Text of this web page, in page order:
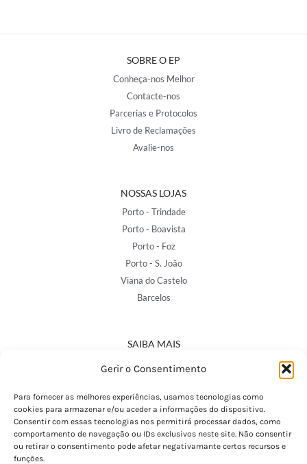
Gerir o Consentimento
Para fornecer as melhores experiências, usamos tecnologias como
cookies para armazenar e/ou aceder a informações do dispositivo.
Consentir com essas tecnologias nos permitirá processar dados, como
comportamento de navegação ou IDs exclusivos neste site. Não consentir
ou retirar o consentimento pode afetar negativamante certos recursos e
funções.
SOBRE O EP
Conheça-nos Melhor
Contacte-nos
Parcerias e Protocolos
Livro de Reclamações
Avalie-nos
NOSSAS LOJAS
Porto - Trindade
Porto - Boavista
Porto - Foz
Porto - S. João
Viana do Castelo
Barcelos
SAIBA MAIS
Política de Privacidade
Termos e Condições
Perguntas Frequentes
Custos de Envio
Encomendas Internacionais